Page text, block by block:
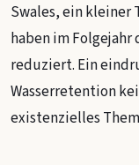
Swales, ein kleiner
haben im
reduziert. Ein
Wasserretention
existenzielles